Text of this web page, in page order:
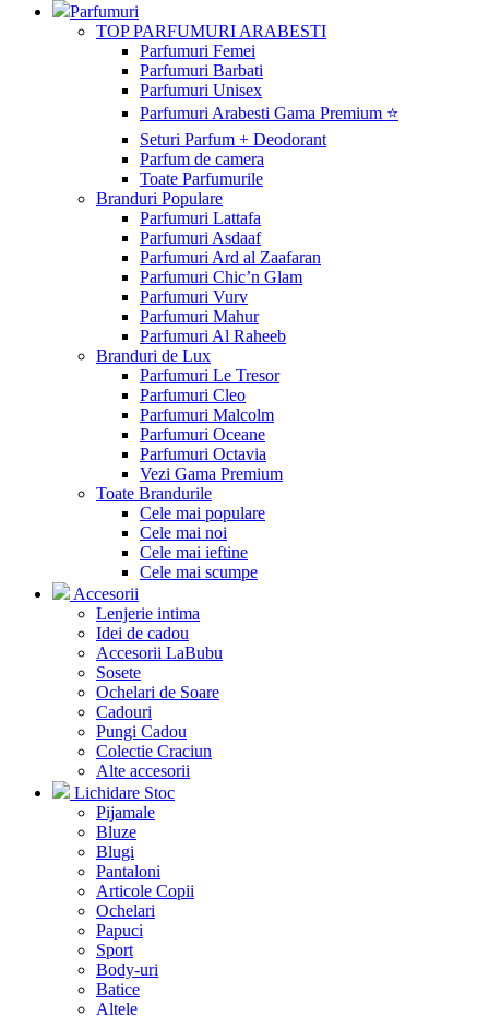
Parfumuri
TOP PARFUMURI ARABESTI
Parfumuri Femei
Parfumuri Barbati
Parfumuri Unisex
Parfumuri Arabesti Gama Premium ⭐
Seturi Parfum + Deodorant
Parfum de camera
Toate Parfumurile
Branduri Populare
Parfumuri Lattafa
Parfumuri Asdaaf
Parfumuri Ard al Zaafaran
Parfumuri Chic’n Glam
Parfumuri Vurv
Parfumuri Mahur
Parfumuri Al Raheeb
Branduri de Lux
Parfumuri Le Tresor
Parfumuri Cleo
Parfumuri Malcolm
Parfumuri Oceane
Parfumuri Octavia
Vezi Gama Premium
Toate Brandurile
Cele mai populare
Cele mai noi
Cele mai ieftine
Cele mai scumpe
Accesorii
Lenjerie intima
Idei de cadou
Accesorii LaBubu
Sosete
Ochelari de Soare
Cadouri
Pungi Cadou
Colectie Craciun
Alte accesorii
Lichidare Stoc
Pijamale
Bluze
Blugi
Pantaloni
Articole Copii
Ochelari
Papuci
Sport
Body-uri
Batice
Altele